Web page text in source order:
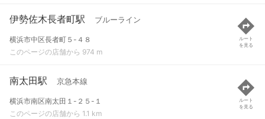
伊勢佐木長者町駅 ブルーライン
横浜市中区長者町５-４８
このページの店舗から 974 m
ルート
を見る
南太田駅 京急本線
横浜市南区南太田１-２５-１
このページの店舗から 1.1 km
ルート
を見る